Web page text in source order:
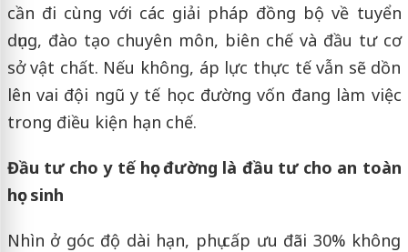
cần đi cùng với các giải pháp đồng bộ về tuyển
dụng, đào tạo chuyên môn, biên chế và đầu tư cơ
sở vật chất. Nếu không, áp lực thực tế vẫn sẽ dồn
lên vai đội ngũ y tế học đường vốn đang làm việc
trong điều kiện hạn chế.
Đầu tư cho y tế học đường là đầu tư cho an toàn
học sinh
Nhìn ở góc độ dài hạn, phụ cấp ưu đãi 30% không